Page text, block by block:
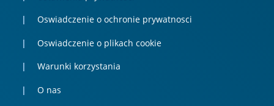
Oswiadczenie o ochronie prywatnosci
Oswiadczenie o plikach cookie
Warunki korzystania
O nas